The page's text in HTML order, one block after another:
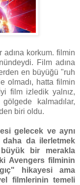
adına korkum. filmin
Film adına
en büyüğü "ruh
olmadı, hatta filmin
film izledik yalnız,
kalmadılar,
biri oldu.
gelecek ve aynı
da ilerletmek
bir merakla
Avengers filminin
hikayesi ama
filmlerinin temeli